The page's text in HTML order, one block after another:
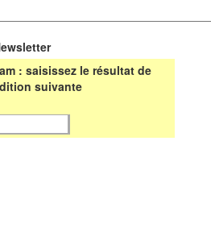
: saisissez le résultat de
suivante